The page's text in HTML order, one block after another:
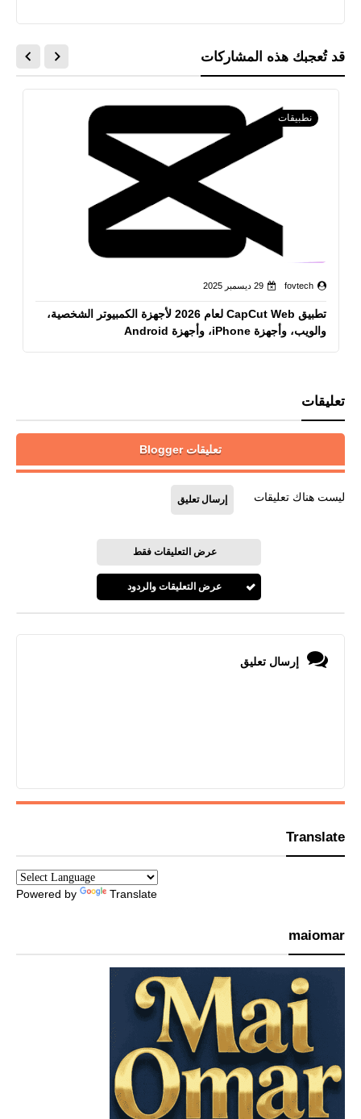
قد تُعجبك هذه المشاركات
نطبيقات
fovtech 29 ديسمبر 2025
تطبيق CapCut Web لعام 2026 لأجهزة الكمبيوتر الشخصية،
والويب، وأجهزة iPhone، وأجهزة Android
تعليقات
تعليقات Blogger
ليست هناك تعليقات إرسال تعليق
عرض التعليقات فقط
عرض التعليقات والردود
إرسال تعليق
Translate
Powered by Translate
maiomar